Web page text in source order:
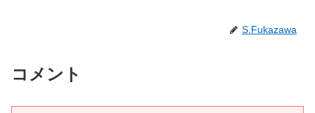
S.Fukazawa
コメント